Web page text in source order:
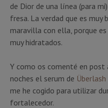
de Dior de una línea (para
fresa. La verdad que es muy
maravilla con ella, porque
muy hidratados.
Y como os comenté en
noches el serum de Überlash
me he cogido para utilizar
fortalecedor.